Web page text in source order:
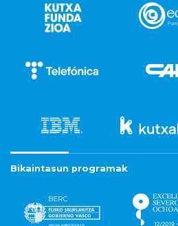
Bikaintasun programak